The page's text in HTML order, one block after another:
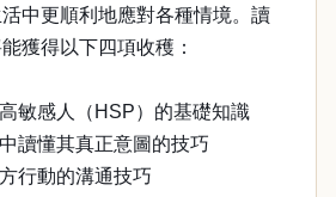
中更順利地應對各種情境。讀
獲得以下四項收穫：
敏感人（HSP）的基礎知識
讀懂其真正意圖的技巧
行動的溝通技巧